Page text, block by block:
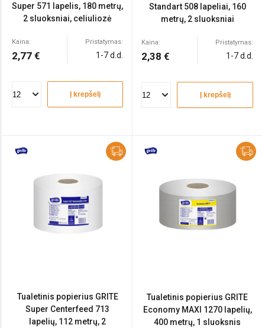
Super 571 lapelis, 180 metrų,
2 sluoksniai, celiuliozė
Kaina:
2,77 €
Pristatymas:
1-7 d.d.
Į krepšelį
Standart 508 lapeliai, 160
metrų, 2 sluoksniai
Kaina:
2,38 €
Pristatymas:
1-7 d.d.
Į krepšelį
Tualetinis popierius GRITE
Super Centerfeed 713
lapelių, 112 metrų, 2
Tualetinis popierius GRITE
Economy MAXI 1270 lapelių,
400 metrų, 1 sluoksnis